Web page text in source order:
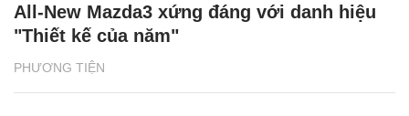
PHƯƠNG TIỆN
All-New Mazda3 xứng đáng với danh hiệu
"Thiết kế của năm"